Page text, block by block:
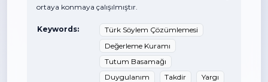
ortaya konmaya çalışılmıştır.
Keywords:
Türk Söylem Çözümlemesi
Değerleme Kuramı
Tutum Basamağı
Duygulanım
Takdir Yargı